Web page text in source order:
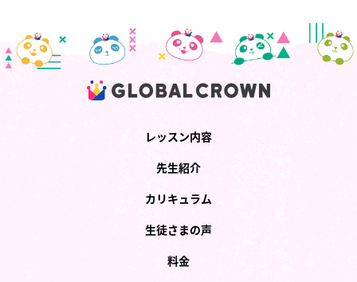
レッスン内容
先生紹介
カリキュラム
生徒さまの声
料金